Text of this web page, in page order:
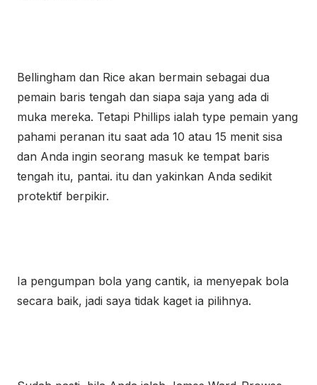
Bellingham dan Rice akan bermain sebagai dua
pemain baris tengah dan siapa saja yang ada di
muka mereka. Tetapi Phillips ialah type pemain yang
pahami peranan itu saat ada 10 atau 15 menit sisa
dan Anda ingin seorang masuk ke tempat baris
tengah itu, pantai. itu dan yakinkan Anda sedikit
protektif berpikir.
Ia pengumpan bola yang cantik, ia menyepak bola
secara baik, jadi saya tidak kaget ia pilihnya.